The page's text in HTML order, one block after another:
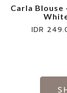
Carla Blouse
IDR